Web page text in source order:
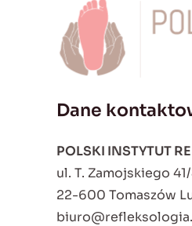
Dane
POLSKI INSTYTUT
ul. T. Zamojskiego
22-600 Tomaszów